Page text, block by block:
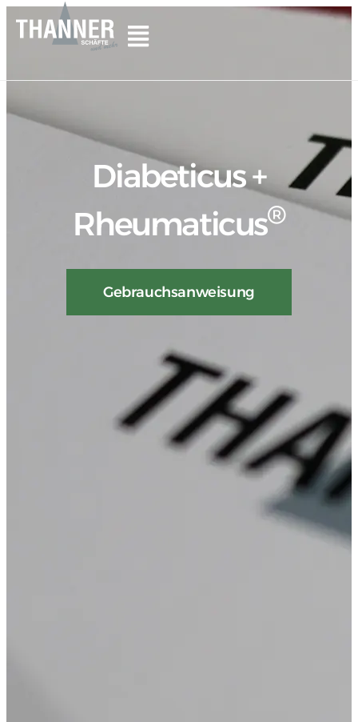
Diabeticus +
Rheumaticus®
Gebrauchsanweisung